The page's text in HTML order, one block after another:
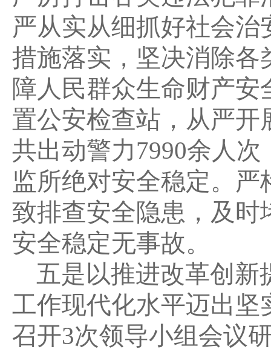
严从实从细抓好社会
措施落实，坚决消除
障人民群众生命财产
置公安检查站，从严
共出动警力7990余人
监所绝对安全稳定。
致排查安全隐患，及
安全稳定无事故。
五是以推进改革创新
工作现代化水平迈出
召开3次领导小组会议